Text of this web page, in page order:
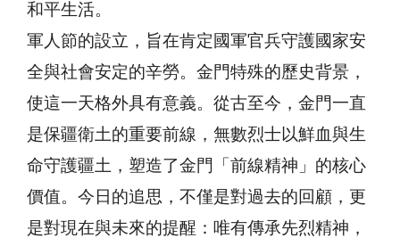
和平生活。
軍人節的設立，旨在肯定國軍官兵守護國家安
全與社會安定的辛勞。金門特殊的歷史背景，
使這一天格外具有意義。從古至今，金門一直
是保疆衛土的重要前線，無數烈士以鮮血與生
命守護疆土，塑造了金門「前線精神」的核心
價值。今日的追思，不僅是對過去的回顧，更
是對現在與未來的提醒：唯有傳承先烈精神，